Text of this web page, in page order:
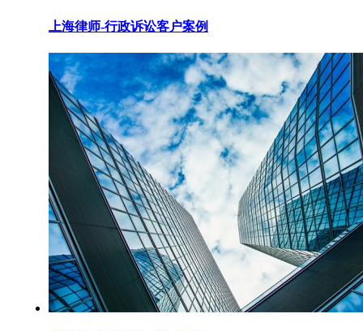
上海律师-行政诉讼客户案例